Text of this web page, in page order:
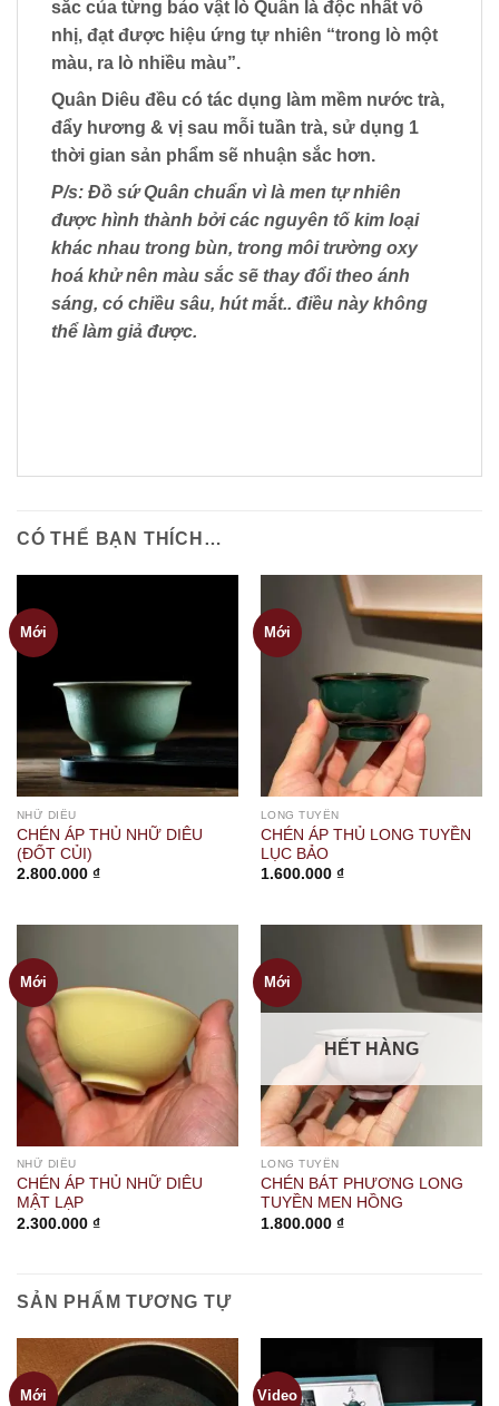
sắc của từng bảo vật lò Quân là độc nhất vô
nhị, đạt được hiệu ứng tự nhiên “trong lò một
màu, ra lò nhiều màu”.
Quân Diêu đều có tác dụng làm mềm nước trà,
đẩy hương & vị sau mỗi tuần trà, sử dụng 1
thời gian sản phẩm sẽ nhuận sắc hơn.
P/s: Đồ sứ Quân chuẩn vì là men tự nhiên
được hình thành bởi các nguyên tố kim loại
khác nhau trong bùn, trong môi trường oxy
hoá khử nên màu sắc sẽ thay đổi theo ánh
sáng, có chiều sâu, hút mắt.. điều này không
thể làm giả được.
CÓ THỂ BẠN THÍCH…
Mới
NHỮ DIÊU
CHÉN ÁP THỦ NHỮ DIÊU
(ĐỐT CỦI)
2.800.000 ₫
Mới
LONG TUYỀN
CHÉN ÁP THỦ LONG TUYỀN
LỤC BẢO
1.600.000 ₫
Mới
NHỮ DIÊU
CHÉN ÁP THỦ NHỮ DIÊU
MẬT LẠP
2.300.000 ₫
Mới
HẾT HÀNG
LONG TUYỀN
CHÉN BÁT PHƯƠNG LONG
TUYỀN MEN HỒNG
1.800.000 ₫
SẢN PHẨM TƯƠNG TỰ
Mới Video